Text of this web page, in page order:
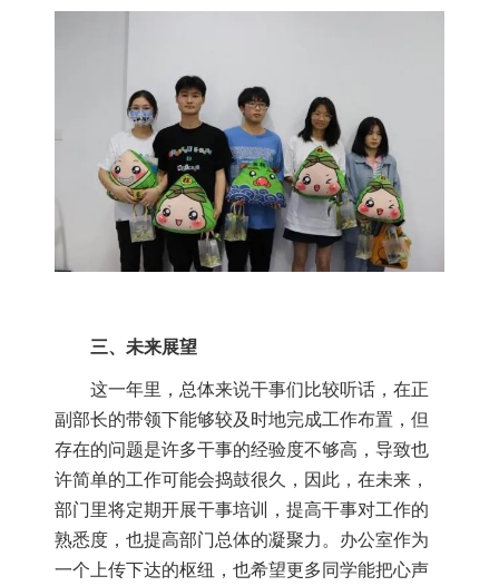
三、未来展望
这一年里，总体来说干事们比较听话，在正
副部长的带领下能够较及时地完成工作布置，但
存在的问题是许多干事的经验度不够高，导致也
许简单的工作可能会捣鼓很久，因此，在未来，
部门里将定期开展干事培训，提高干事对工作的
熟悉度，也提高部门总体的凝聚力。办公室作为
一个上传下达的枢纽，也希望更多同学能把心声